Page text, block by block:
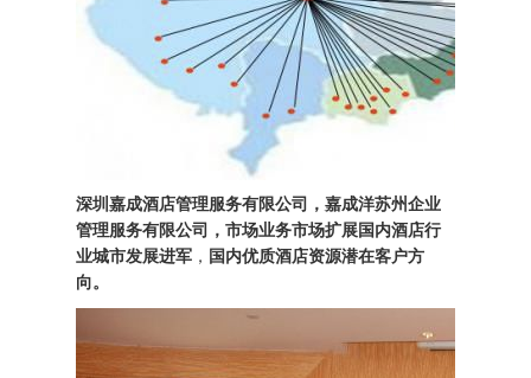
深圳嘉成酒店管理服务有限公司，嘉成洋苏州企业
管理服务有限公司，市场业务市场扩展国内酒店行
业城市发展进军 ， 国内优质酒店资源潜在客户方
向。